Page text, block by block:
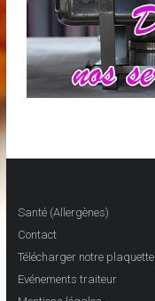
Santé (Allergènes)
Contact
Télécharger notre plaquette
Evénements traiteur